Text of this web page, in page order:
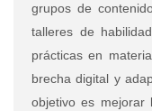
grupos de
talleres de
prácticas en
brecha digital y
objetivo es mejorar